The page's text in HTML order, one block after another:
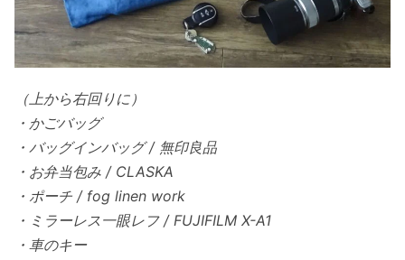
（上から右回りに）
・かごバッグ
・バッグインバッグ / 無印良品
・お弁当包み / CLASKA
・ポーチ / fog linen work
・ミラーレス一眼レフ / FUJIFILM X-A1
・車のキー